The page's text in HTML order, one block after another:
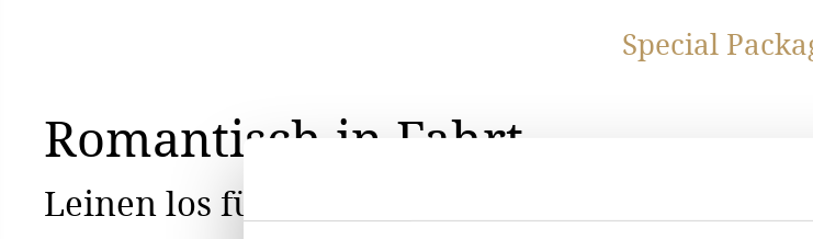
Special
Romantisch in Fahrt
Leinen los für die Romantik! Eine Schifffahrt